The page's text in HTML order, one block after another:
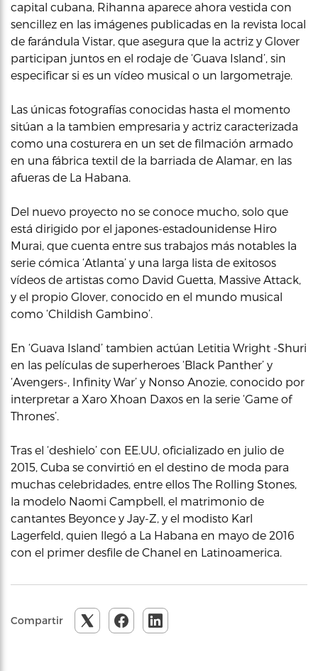
capital cubana, Rihanna aparece ahora vestida con
sencillez en las imágenes publicadas en la revista local
de farándula Vistar, que asegura que la actriz y Glover
participan juntos en el rodaje de ‘Guava Island’, sin
especificar si es un vídeo musical o un largometraje.
Las únicas fotografías conocidas hasta el momento
sitúan a la tambien empresaria y actriz caracterizada
como una costurera en un set de filmación armado
en una fábrica textil de la barriada de Alamar, en las
afueras de La Habana.
Del nuevo proyecto no se conoce mucho, solo que
está dirigido por el japones-estadounidense Hiro
Murai, que cuenta entre sus trabajos más notables la
serie cómica ‘Atlanta’ y una larga lista de exitosos
vídeos de artistas como David Guetta, Massive Attack,
y el propio Glover, conocido en el mundo musical
como ‘Childish Gambino’.
En ‘Guava Island’ tambien actúan Letitia Wright -Shuri
en las películas de superheroes ‘Black Panther’ y
‘Avengers-, Infinity War’ y Nonso Anozie, conocido por
interpretar a Xaro Xhoan Daxos en la serie ‘Game of
Thrones’.
Tras el ‘deshielo’ con EE.UU, oficializado en julio de
2015, Cuba se convirtió en el destino de moda para
muchas celebridades, entre ellos The Rolling Stones,
la modelo Naomi Campbell, el matrimonio de
cantantes Beyonce y Jay-Z, y el modisto Karl
Lagerfeld, quien llegó a La Habana en mayo de 2016
con el primer desfile de Chanel en Latinoamerica.
Compartir